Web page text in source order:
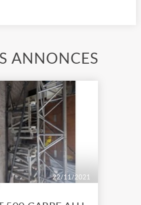
ANNONCES
22/11/2021